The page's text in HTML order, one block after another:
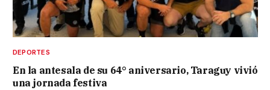
DEPORTES
En la antesala de su 64° aniversario, Taraguy vivió
una jornada festiva